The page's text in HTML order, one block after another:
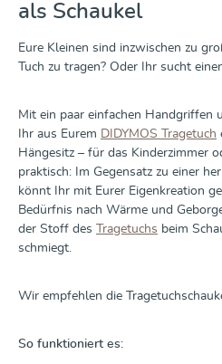
als Schaukel
Eure Kleinen sind inzwischen zu
Tuch zu tragen? Oder Ihr sucht
Mit ein paar einfachen Handgriffen
Ihr aus Eurem DIDYMOS Tragetuch
Hängesitz – für das Kinderzimmer
praktisch: Im Gegensatz zu einer
könnt Ihr mit Eurer Eigenkreation
Bedürfnis nach Wärme und
der Stoff des
Tragetuchs beim
schmiegt.
Wir empfehlen die
So funktioniert es: